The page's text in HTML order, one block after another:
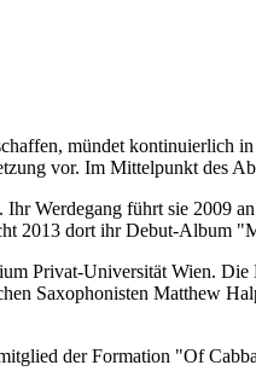
mündet kontinuierlich
vor. Im Mittelpunkt des
Werdegang führt sie 2009
2013 dort ihr Debut-Album
Privat-Universität Wien.
Saxophonisten Matthew
der Formation "Of